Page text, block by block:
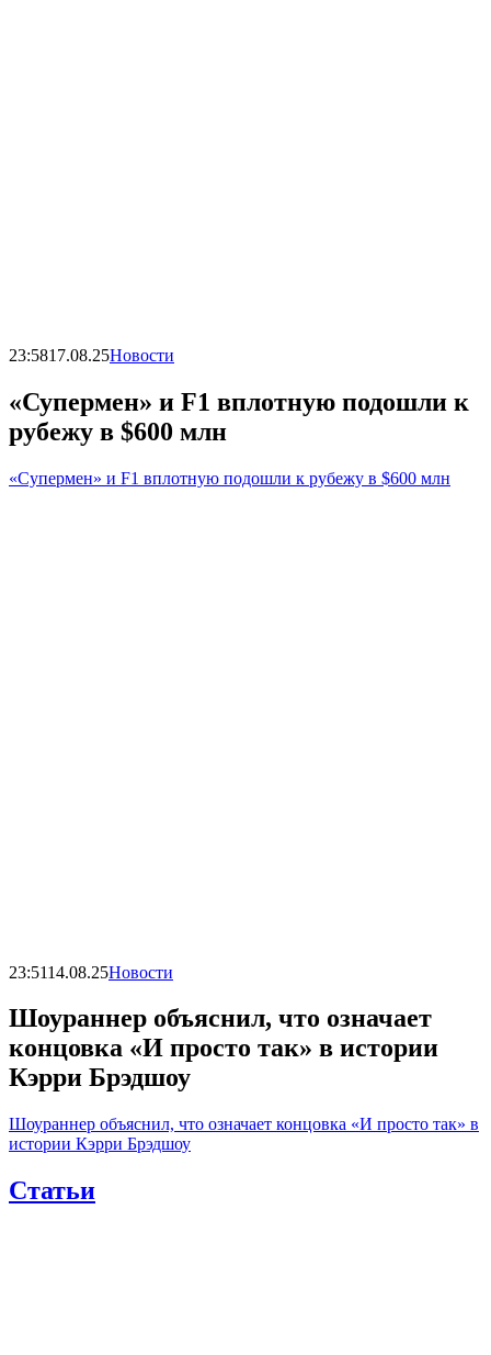
23:5817.08.25Новости
«Супермен» и F1 вплотную подошли к
рубежу в $600 млн
«Супермен» и F1 вплотную подошли к рубежу в $600 млн
23:5114.08.25Новости
Шоураннер объяснил, что означает
концовка «И просто так» в истории
Кэрри Брэдшоу
Шоураннер объяснил, что означает концовка «И просто так» в
истории Кэрри Брэдшоу
Статьи